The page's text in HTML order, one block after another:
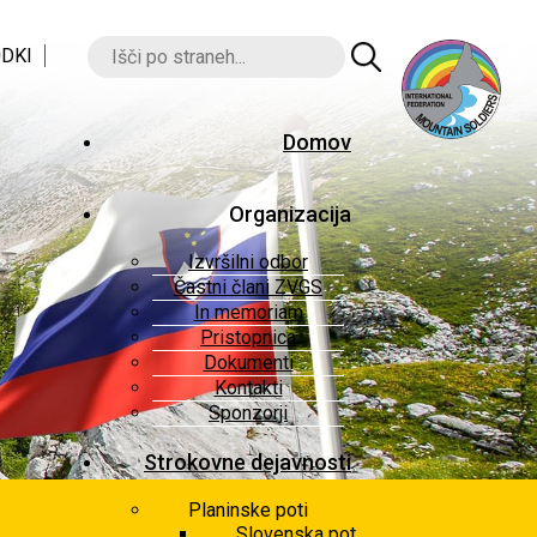
Domov
Organizacija
Izvršilni odbor
Častni člani ZVGS
In memoriam
Pristopnica
Dokumenti
Kontakti
Sponzorji
Strokovne dejavnosti
Planinske poti